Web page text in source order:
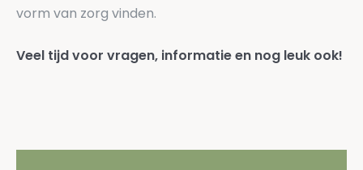
vorm van zorg vinden.
Veel tijd voor vragen, informatie en nog leuk ook!